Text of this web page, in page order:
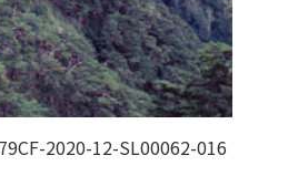
2020-12-SL00062-016